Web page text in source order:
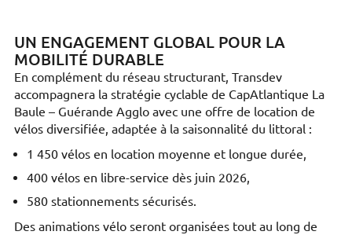
UN ENGAGEMENT GLOBAL POUR LA
MOBILITÉ DURABLE
En complément du réseau structurant, Transdev
accompagnera la stratégie cyclable de CapAtlantique La
Baule – Guérande Agglo avec une offre de location de
vélos diversifiée, adaptée à la saisonnalité du littoral :
1 450 vélos en location moyenne et longue durée,
400 vélos en libre-service dès juin 2026,
580 stationnements sécurisés.
Des animations vélo seront organisées tout au long de